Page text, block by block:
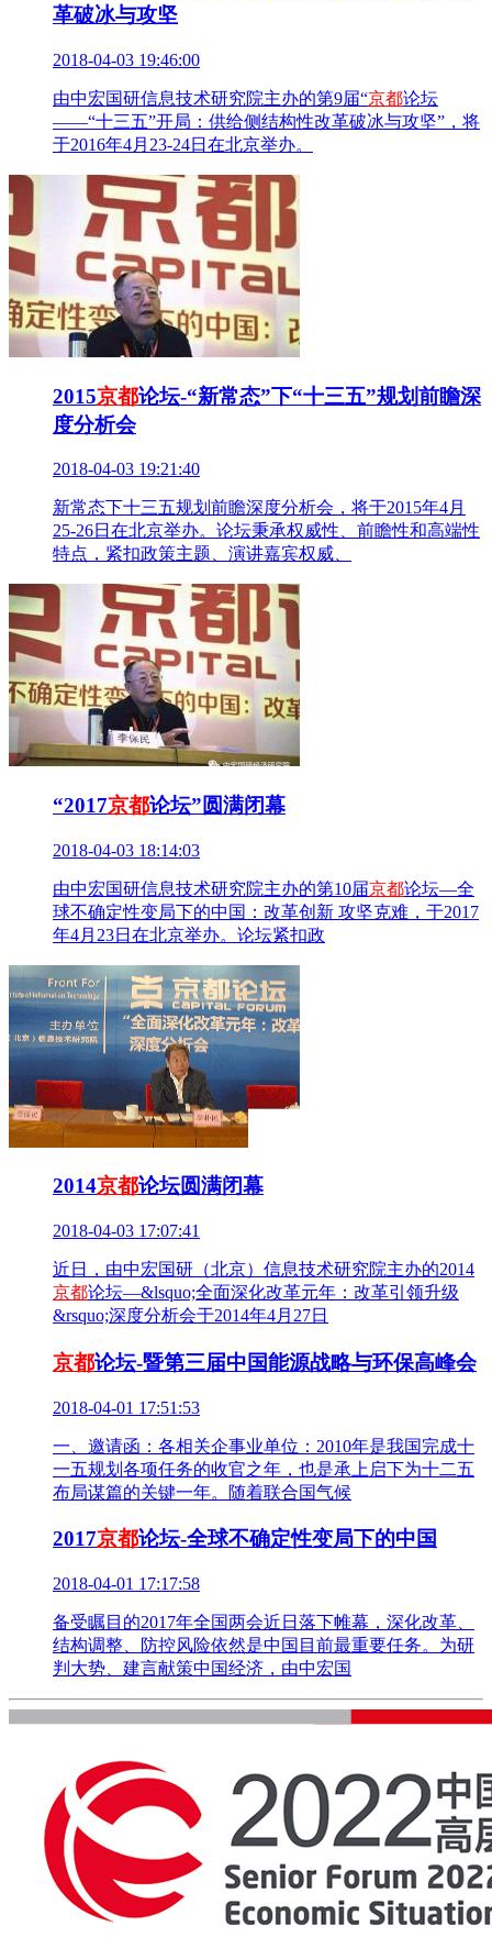
革破冰与攻坚
2018-04-03 19:46:00
由中宏国研信息技术研究院主办的第9届“京都论坛
——“十三五”开局：供给侧结构性改革破冰与攻坚”，将
于2016年4月23-24日在北京举办。
2015京都论坛-“新常态”下“十三五”规划前瞻深
度分析会
2018-04-03 19:21:40
新常态下十三五规划前瞻深度分析会，将于2015年4月
25-26日在北京举办。论坛秉承权威性、前瞻性和高端性
特点，紧扣政策主题、演讲嘉宾权威、
“2017京都论坛”圆满闭幕
2018-04-03 18:14:03
由中宏国研信息技术研究院主办的第10届京都论坛—全
球不确定性变局下的中国：改革创新 攻坚克难，于2017
年4月23日在北京举办。论坛紧扣政
2014京都论坛圆满闭幕
2018-04-03 17:07:41
近日，由中宏国研（北京）信息技术研究院主办的2014
京都论坛—&lsquo;全面深化改革元年：改革引领升级
&rsquo;深度分析会于2014年4月27日
京都论坛-暨第三届中国能源战略与环保高峰会
2018-04-01 17:51:53
一、邀请函：各相关企事业单位：2010年是我国完成十
一五规划各项任务的收官之年，也是承上启下为十二五
布局谋篇的关键一年。随着联合国气候
2017京都论坛-全球不确定性变局下的中国
2018-04-01 17:17:58
备受瞩目的2017年全国两会近日落下帷幕，深化改革、
结构调整、防控风险依然是中国目前最重要任务。为研
判大势、建言献策中国经济，由中宏国